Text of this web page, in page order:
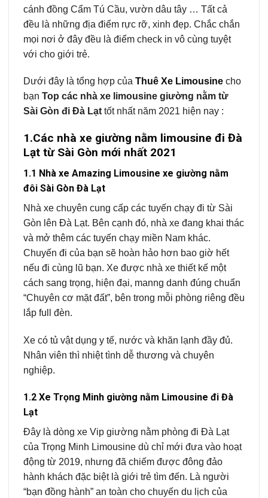
cánh đồng Cẩm Tú Cầu, vườn dâu tây … Tất cả
đều là những địa điểm rực rỡ, xinh đẹp. Chắc chắn
mọi nơi ở đây đều là điểm check in vô cùng tuyệt
với cho giới trẻ.
Dưới đây là tổng hợp của Thuê Xe Limousine cho
bạn Top các nhà xe limousine giường nằm từ
Sài Gòn đi Đà Lạt tốt nhất năm 2021 hiện nay :
1.Các nhà xe giường nằm limousine đi Đà
Lạt từ Sài Gòn mới nhất 2021
1.1 Nhà xe Amazing Limousine xe giường nằm
đôi Sài Gòn Đà Lạt
Nhà xe chuyên cung cấp các tuyến chạy đi từ Sài
Gòn lên Đà Lạt. Bên cạnh đó, nhà xe đang khai thác
và mở thêm các tuyến chạy miền Nam khác.
Chuyến đi của bạn sẽ hoàn hảo hơn bao giờ hết
nếu đi cùng lũ bạn. Xe được nhà xe thiết kế một
cách sang trọng, hiện đại, manng danh đúng chuẩn
“Chuyên cơ mặt đất”, bên trong mỗi phòng riêng đều
lắp full đèn.
Xe có tủ vật dụng y tế, nước và khăn lạnh đầy đủ.
Nhân viên thì nhiệt tình dễ thương và chuyên
nghiệp.
1.2 Xe Trọng Minh giường nằm Limousine đi Đà
Lạt
Đây là dòng xe Vip giường nằm phòng đi Đà Lạt
của Trọng Minh Limousine dù chỉ mới đưa vào hoạt
động từ 2019, nhưng đã chiếm được đông đảo
hành khách đặc biệt là giới trẻ tìm đến. Là người
“bạn đồng hành” an toàn cho chuyến du lịch của